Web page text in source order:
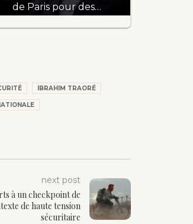
de Paris pour des…
IBRAHIM TRAORÉ
next post
à un checkpoint de
de haute tension
sécuritaire